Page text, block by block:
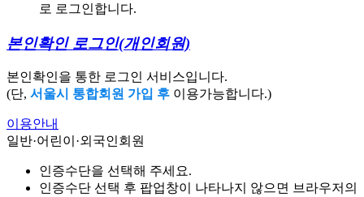
로 로그인합니다.
본인확인 로그인(개인회원)
본인확인을 통한 로그인 서비스입니다.
(단, 서울시 통합회원 가입 후 이용가능합니다.)
이용안내
일반·어린이·외국인회원
인증수단을 선택해 주세요.
인증수단 선택 후 팝업창이 나타나지 않으면 브라우저의